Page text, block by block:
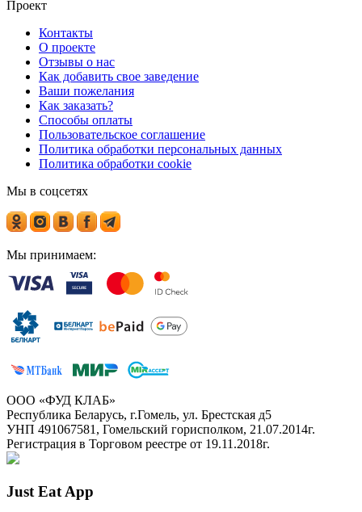
Проект
Контакты
О проекте
Отзывы о нас
Как добавить свое заведение
Ваши пожелания
Как заказать?
Способы оплаты
Пользовательское соглашение
Политика обработки персональных данных
Политика обработки cookie
Мы в соцсетях
Мы принимаем:
ООО «ФУД КЛАБ»
Республика Беларусь, г.Гомель, ул. Брестская д5
УНП 491067581, Гомельский горисполком, 21.07.2014г.
Регистрация в Торговом реестре от 19.11.2018г.
Just Eat App